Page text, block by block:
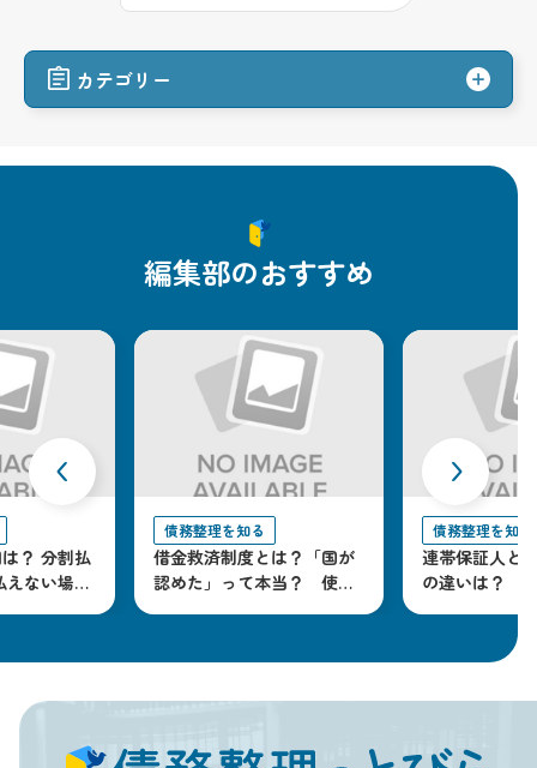
カテゴリー
編集部のおすすめ
？ 分割払
えない場合
債務整理を知る
借金救済制度とは？「国が
認めた」って本当？ 使う
債務整理を知る
連帯保証人と
の違いは？
‹ ›